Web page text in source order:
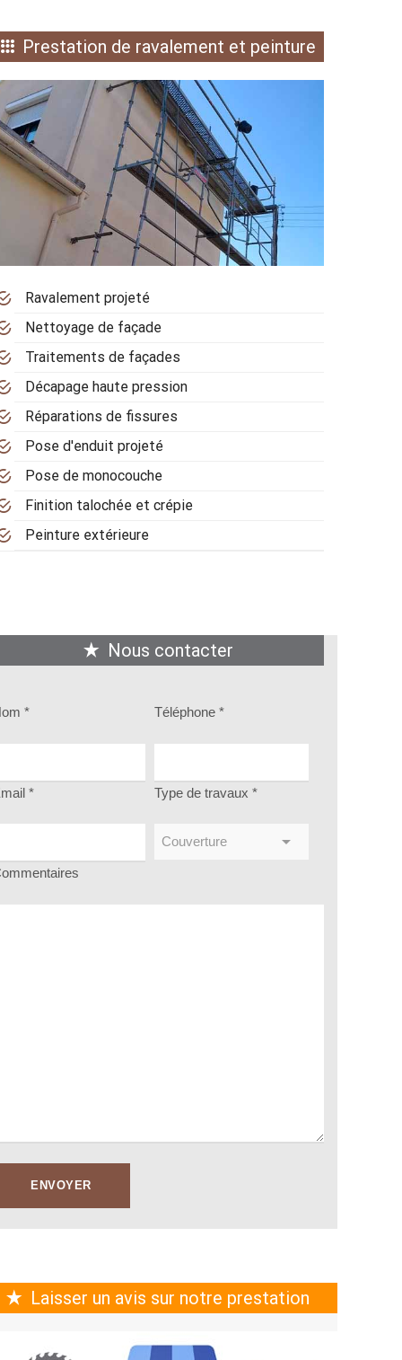
Prestation de ravalement et peinture
Ravalement projeté
Nettoyage de façade
Traitements de façades
Décapage haute pression
Réparations de fissures
Pose d'enduit projeté
Pose de monocouche
Finition talochée et crépie
Peinture extérieure
Nous contacter
* Téléphone *
* Type de travaux *
Laisser un avis sur notre prestation